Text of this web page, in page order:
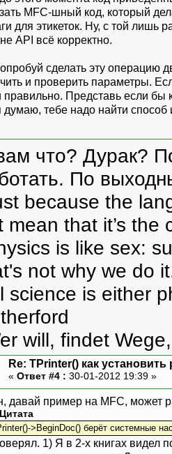
MFC-шный код, который
для этикеток. Ну, с той лишь
API всё корректно.
сделать эту операцию
и проверить параметры.
правильно. Представь если бы
думаю, тебе надо найти
что? Дурак?
По
because the
mean that it’s the
is like sex:
not why we do
science is either
will, findet
Re: TPrinter() как
« Ответ #4 : 30-01-2012 19:39 »
давай пример на MFC, может
Цитата
>BeginDoc() берёт системные
1) Я в 2-х книгах видел